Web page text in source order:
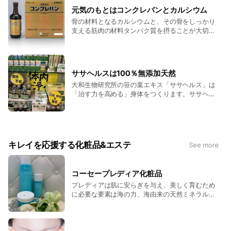
住宅街の中の奥まった所にありますが、
カーナビに入れて頂いたら商店街なのでわかりやすいです！
駐車場も入れやすいと喜ばれています！
ぜひホームページなどご覧になってくださいね。
スタッフ一同心からおまちしてます❗️
元気のもとはコンクレバンとカルシウム
骨の材料となるカルシウムと、その骨をしっかり
支える筋肉の材料タンパク質を摂ることが大切。
ているので胃腸の弱っている方でも効率良く吸収
してくれます。 シーエーアップは20mlで１日分
のカルシウムがとれ、グレープフルーツ味でお子
ササヘルスは100％無添加天然
大和生物研究所の笹の葉エキス「ササヘルス」は
「治す力を高める」身体をつくります。ササヘル
キレイを応援する化粧品&エステ See more
コーセープレディア化粧品
プレディアは肌に安らぎを与え、美しく育むため
に必要な要素は海の力、海由来の天然ミネラルで